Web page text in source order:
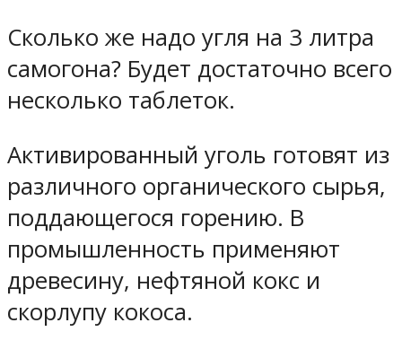
Сколько же надо угля на 3 литра
самогона? Будет достаточно всего
несколько таблеток.
Активированный уголь готовят из
различного органического сырья,
поддающегося горению. В
промышленность применяют
древесину, нефтяной кокс и
скорлупу кокоса.